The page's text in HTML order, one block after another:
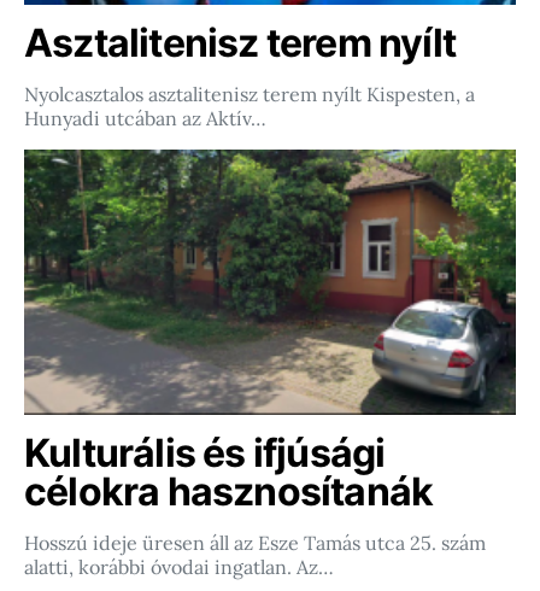
Asztalitenisz terem nyílt
Nyolcasztalos asztalitenisz terem nyílt Kispesten, a
Hunyadi utcában az Aktív…
Kulturális és ifjúsági
célokra hasznosítanák
Hosszú ideje üresen áll az Esze Tamás utca 25. szám
alatti, korábbi óvodai ingatlan. Az…